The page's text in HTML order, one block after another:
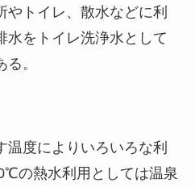
やトイレ、散水などに利
水をトイレ洗浄水として
。
度によりいろいろな利
の熱水利用としては温泉